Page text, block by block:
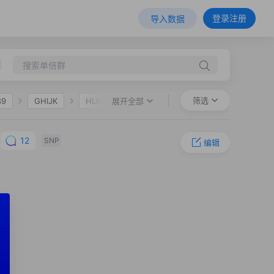
导入数据 登录注册
GHIJK HIJK 展开全部 筛选
12 SNP 编辑